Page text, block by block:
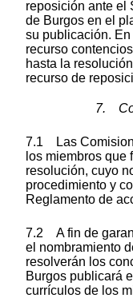
reposición ante el
de Burgos en el
su publicación. En
recurso
hasta la
recurso de
7.
7.1 Las
los miembros que
resolución, cuyo
procedimiento y
Reglamento de
7.2 A fin de
el nombramiento
resolverán los
Burgos publicará
currículos de los